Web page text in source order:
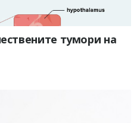
тумори на